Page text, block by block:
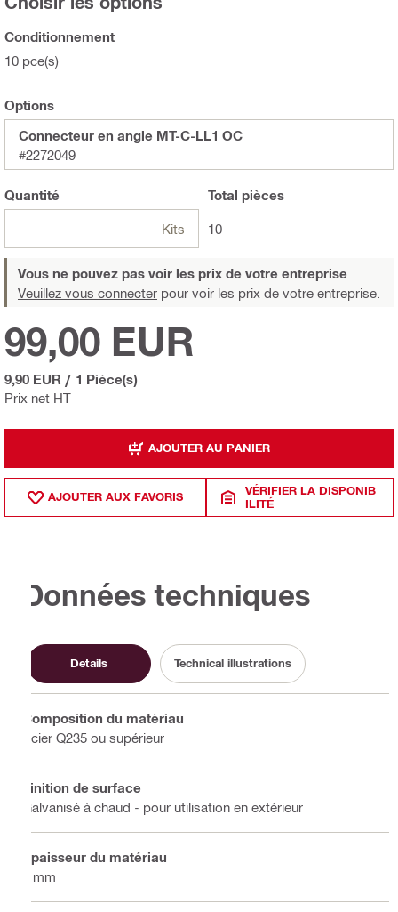
Conditionnement
10 pce(s)
Options
Connecteur en angle MT-C-LL1 OC
#2272049
Quantité
Kits
Total pièces
10
Vous ne pouvez pas voir les prix de votre entreprise
Veuillez vous connecter pour voir les prix de votre entreprise.
Prix net HT
99,00 EUR
9,90 EUR / 1 Pièce(s)
AJOUTER AU PANIER
AJOUTER AUX FAVORIS
VÉRIFIER LA DISPONIB
ILITÉ
Données techniques
Details Technical illustrations
Composition du matériau
Acier Q235 ou supérieur
Finition de surface
Galvanisé à chaud - pour utilisation en extérieur
Épaisseur du matériau
4 mm